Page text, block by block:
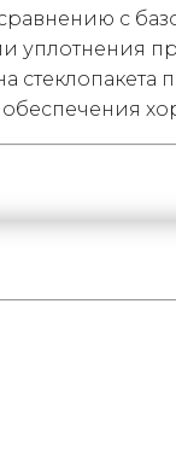
с
уплотнения